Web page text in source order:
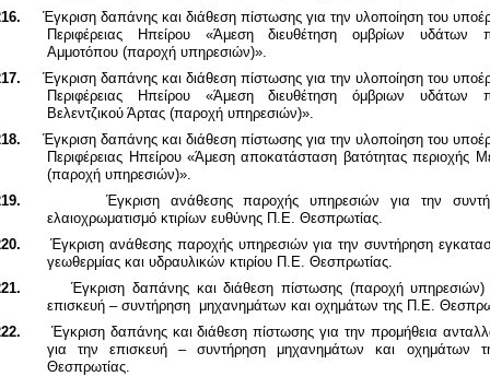
Έγκριση δαπάνης και διάθεση πίστωσης για την υλοποίηση του
Περιφέρειας Ηπείρου «Άμεση διευθέτηση ομβρίων υδάτων
Αμμοτόπου (παροχή υπηρεσιών)».
Έγκριση δαπάνης και διάθεση πίστωσης για την υλοποίηση του
Περιφέρειας Ηπείρου «Άμεση διευθέτηση όμβριων υδάτων
Βελεντζικού Άρτας (παροχή υπηρεσιών)».
Έγκριση δαπάνης και διάθεση πίστωσης για την υλοποίηση του
Περιφέρειας Ηπείρου «Άμεση αποκατάσταση βατότητας περιοχής
(παροχή υπηρεσιών)».
Έγκριση ανάθεσης παροχής υπηρεσιών για την
ελαιοχρωματισμό κτιρίων ευθύνης Π.Ε. Θεσπρωτίας.
Έγκριση ανάθεσης παροχής υπηρεσιών για την συντήρηση
γεωθερμίας και υδραυλικών κτιρίου Π.Ε. Θεσπρωτίας.
Έγκριση δαπάνης και διάθεση πίστωσης (παροχή υπηρεσιών)
επισκευή – συντήρηση μηχανημάτων και οχημάτων της Π.Ε.
Έγκριση δαπάνης και διάθεση πίστωσης για την προμήθεια
για την επισκευή – συντήρηση μηχανημάτων και οχημάτων
Θεσπρωτίας.